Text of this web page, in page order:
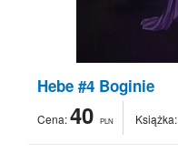
Hebe #4 Boginie
Cena:40 PLN Książka: